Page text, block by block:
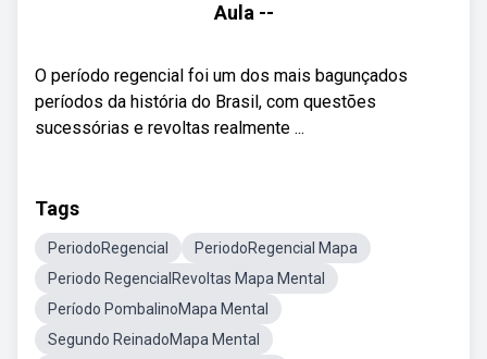
Aula --
O período regencial foi um dos mais bagunçados
períodos da história do Brasil, com questões
sucessórias e revoltas realmente ...
Tags
PeriodoRegencial
PeriodoRegencial Mapa
Periodo RegencialRevoltas Mapa Mental
Período PombalinoMapa Mental
Segundo ReinadoMapa Mental